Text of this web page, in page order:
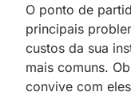
O ponto de
principais
custos da sua
mais comuns.
convive com